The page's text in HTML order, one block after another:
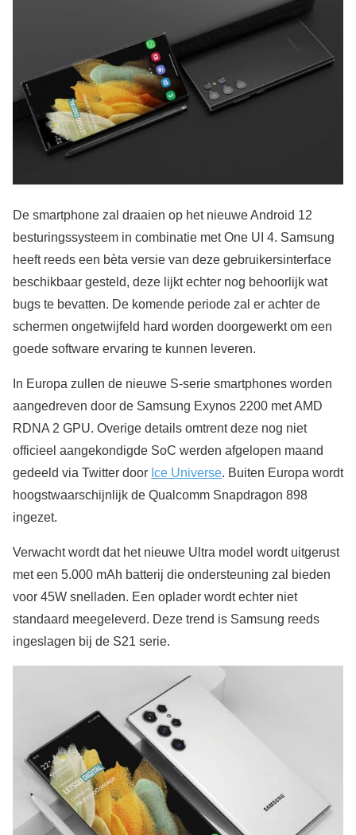
De smartphone zal draaien op het nieuwe Android 12
besturingssysteem in combinatie met One UI 4. Samsung
heeft reeds een bèta versie van deze gebruikersinterface
beschikbaar gesteld, deze lijkt echter nog behoorlijk wat
bugs te bevatten. De komende periode zal er achter de
schermen ongetwijfeld hard worden doorgewerkt om een
goede software ervaring te kunnen leveren.
In Europa zullen de nieuwe S-serie smartphones worden
aangedreven door de Samsung Exynos 2200 met AMD
RDNA 2 GPU. Overige details omtrent deze nog niet
officieel aangekondigde SoC werden afgelopen maand
gedeeld via Twitter door Ice Universe. Buiten Europa wordt
hoogstwaarschijnlijk de Qualcomm Snapdragon 898
ingezet.
Verwacht wordt dat het nieuwe Ultra model wordt uitgerust
met een 5.000 mAh batterij die ondersteuning zal bieden
voor 45W snelladen. Een oplader wordt echter niet
standaard meegeleverd. Deze trend is Samsung reeds
ingeslagen bij de S21 serie.